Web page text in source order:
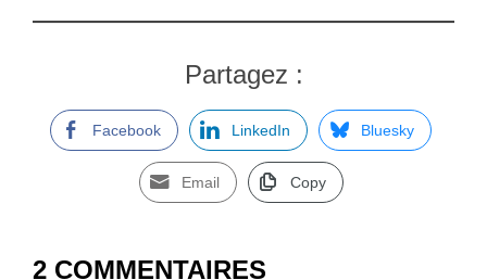
Partagez :
Facebook LinkedIn Bluesky
Email Copy
2 COMMENTAIRES